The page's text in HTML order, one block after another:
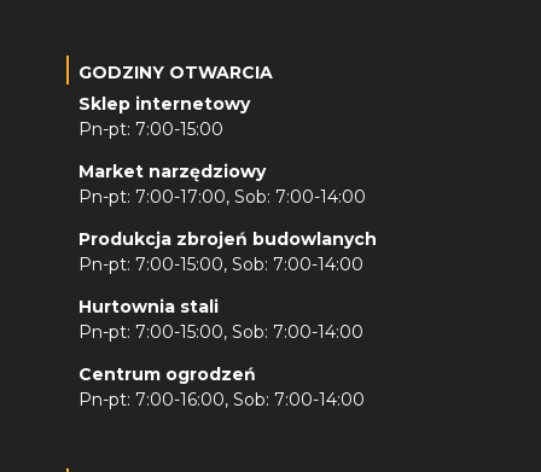
GODZINY OTWARCIA
Sklep internetowy
Pn-pt: 7:00-15:00
Market narzędziowy
Pn-pt: 7:00-17:00, Sob: 7:00-14:00
Produkcja zbrojeń budowlanych
Pn-pt: 7:00-15:00, Sob: 7:00-14:00
Hurtownia stali
Pn-pt: 7:00-15:00, Sob: 7:00-14:00
Centrum ogrodzeń
Pn-pt: 7:00-16:00, Sob: 7:00-14:00